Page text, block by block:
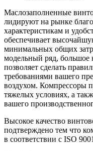
Маслозаполненные
лидируют на рынке
характеристикам и
обеспечивает
минимальных общих
модельный ряд, большое
позволяет сделать
требованиями вашего
воздухом. Компрессоры
тяжелых условиях, а
вашего
Высокое качество
подтверждено тем что
в соответствии с ISO